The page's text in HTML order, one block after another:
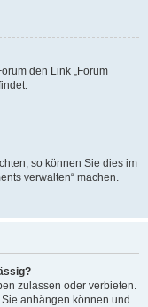
den Link „Forum
so können Sie dies im
verwalten“ machen.
zulassen oder verbieten.
anhängen können und